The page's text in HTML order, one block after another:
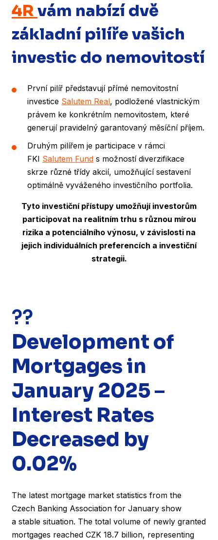
4R vám nabízí dvě
základní pilíře vašich
investic do nemovitostí
První pilíř představují přímé nemovitostní
investice Salutem Real, podložené vlastnickým
právem ke konkrétním nemovitostem, které
generují pravidelný garantovaný měsíční příjem.
Druhým pilířem je participace v rámci
FKI Salutem Fund s možností diverzifikace
skrze různé třídy akcií, umožňující sestavení
optimálně vyváženého investičního portfolia.
Tyto investiční přístupy umožňují investorům
participovat na realitním trhu s různou mírou
rizika a potenciálního výnosu, v závislosti na
jejich individuálních preferencích a investiční
strategii.
??
Development of
Mortgages in
January 2025 –
Interest Rates
Decreased by
0.02%
The latest mortgage market statistics from the
Czech Banking Association for January show
a stable situation. The total volume of newly granted
mortgages reached CZK 18.7 billion, representing